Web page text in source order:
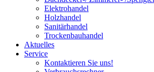
Elektrohandel
Holzhandel
Sanitärhandel
Trockenbauhandel
Aktuelles
Service
Kontaktieren Sie uns!